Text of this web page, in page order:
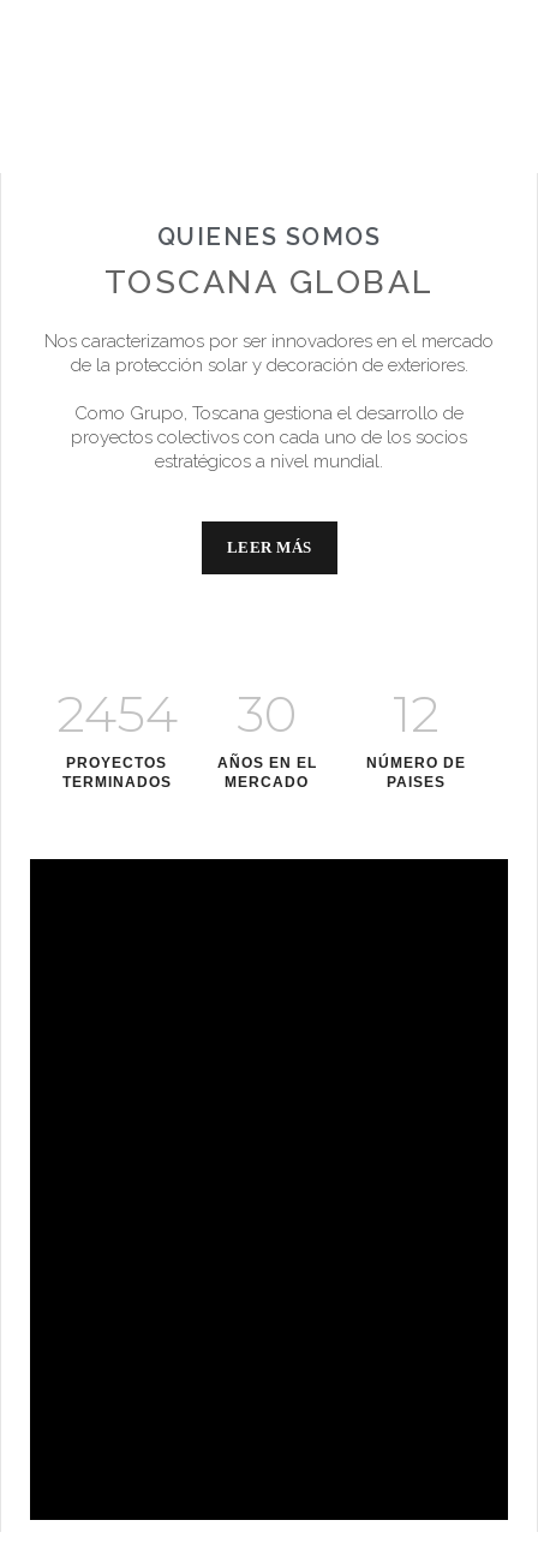
QUIENES SOMOS
TOSCANA GLOBAL
Nos caracterizamos por ser innovadores en el mercado
de la protección solar y decoración de exteriores.
Como Grupo, Toscana gestiona el desarrollo de
proyectos colectivos con cada uno de los socios
estratégicos a nivel mundial.
LEER MÁS
2454
PROYECTOS
TERMINADOS
30
AÑOS EN EL
MERCADO
12
NÚMERO DE
PAISES